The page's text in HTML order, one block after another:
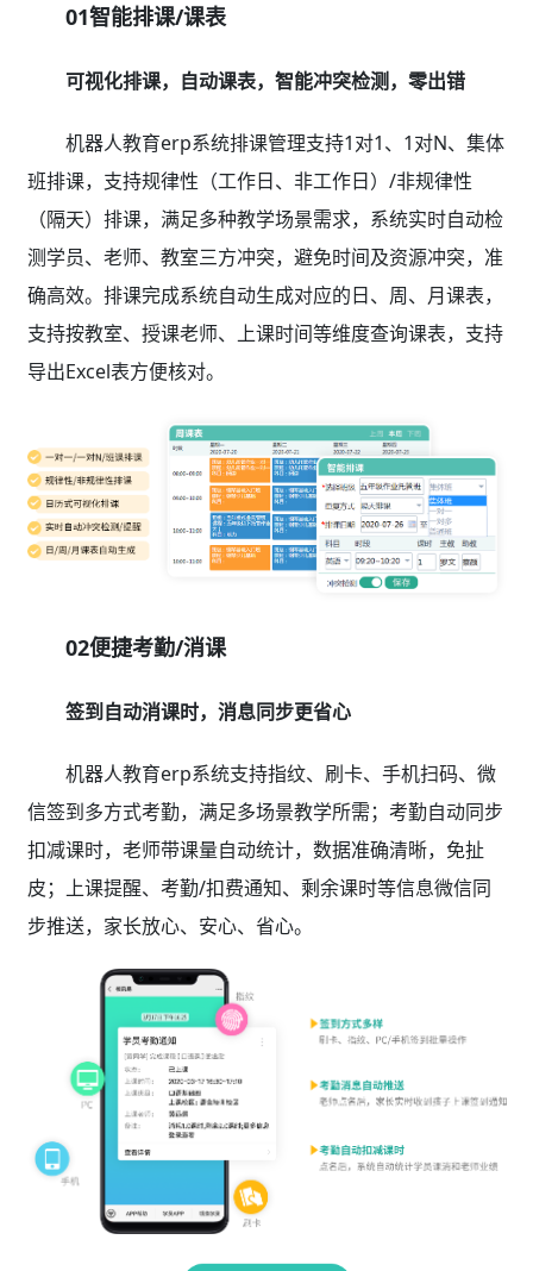
01智能排课/课表
可视化排课，自动课表，智能冲突检测，零出错
机器人教育erp系统排课管理支持1对1、1对N、集体
班排课，支持规律性（工作日、非工作日）/非规律性
（隔天）排课，满足多种教学场景需求，系统实时自动检
测学员、老师、教室三方冲突，避免时间及资源冲突，准
确高效。排课完成系统自动生成对应的日、周、月课表，
支持按教室、授课老师、上课时间等维度查询课表，支持
导出Excel表方便核对。
02便捷考勤/消课
签到自动消课时，消息同步更省心
机器人教育erp系统支持指纹、刷卡、手机扫码、微
信签到多方式考勤，满足多场景教学所需；考勤自动同步
扣减课时，老师带课量自动统计，数据准确清晰，免扯
皮；上课提醒、考勤/扣费通知、剩余课时等信息微信同
步推送，家长放心、安心、省心。